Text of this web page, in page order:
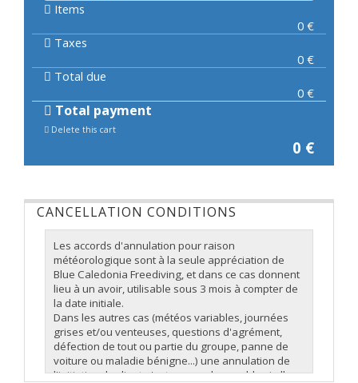
Items
0 €
Taxes
0 €
Total due
0 €
Total payment
Delete this cart
0 €
CANCELLATION CONDITIONS
Les accords d'annulation pour raison
météorologique sont à la seule appréciation de
Blue Caledonia Freediving, et dans ce cas donnent
lieu à un avoir, utilisable sous 3 mois à compter de
la date initiale.
Dans les autres cas (météos variables, journées
grises et/ou venteuses, questions d'agrément,
défection de tout ou partie du groupe, panne de
voiture ou maladie bénigne...) une annulation de
l'initiative du client n'est pas remboursable si elle